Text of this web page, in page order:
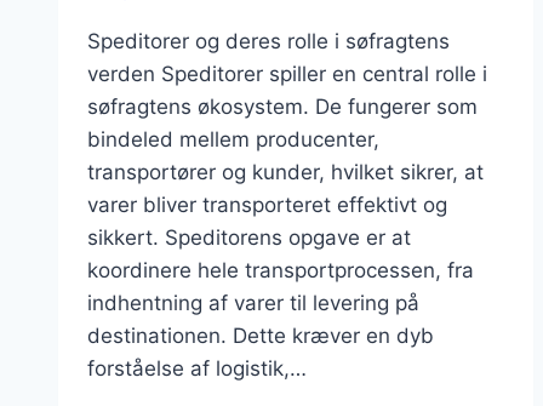
Speditorer og deres rolle i søfragtens
verden Speditorer spiller en central rolle i
søfragtens økosystem. De fungerer som
bindeled mellem producenter,
transportører og kunder, hvilket sikrer, at
varer bliver transporteret effektivt og
sikkert. Speditorens opgave er at
koordinere hele transportprocessen, fra
indhentning af varer til levering på
destinationen. Dette kræver en dyb
forståelse af logistik,…